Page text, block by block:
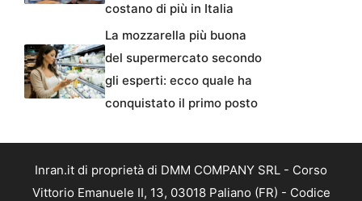
costano di più in Italia
La mozzarella più buona
del supermercato secondo
gli esperti: ecco quale ha
conquistato il primo posto
Inran.it di proprietà di DMM COMPANY SRL - Corso
Vittorio Emanuele II, 13, 03018 Paliano (FR) - Codice